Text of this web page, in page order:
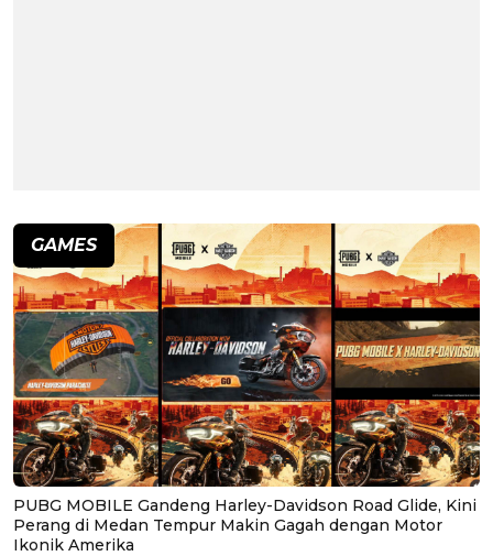
GAMES
PUBG MOBILE Gandeng Harley-Davidson Road Glide, Kini
Perang di Medan Tempur Makin Gagah dengan Motor
Ikonik Amerika